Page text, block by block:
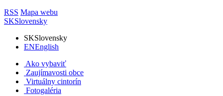
RSS Mapa webu
SKSlovensky
SKSlovensky
ENEnglish
Ako vybaviť
Zaujímavosti obce
Virtuálny cintorín
Fotogaléria